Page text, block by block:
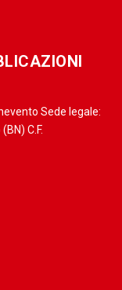
Sede legale:
C.F.